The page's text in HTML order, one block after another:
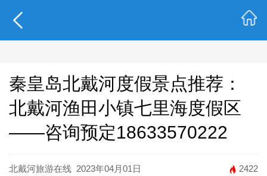
秦皇岛北戴河度假景点推荐：
北戴河渔田小镇七里海度假区
——咨询预定18633570222
北戴河旅游在线 2023年04月01日 2422